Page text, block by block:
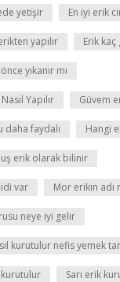
yetişir En iyi erik
yapılır Erik
yıkanır mı
Yapılır Güvem
daha faydalı Hangi
erik olarak bilinir
var Mor erikin adı
neye iyi gelir
kurutulur nefis yemek
kurutulur Sarı erik